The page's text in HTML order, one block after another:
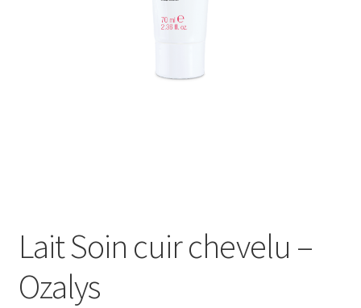
Nous rejoindre
Page exemple Graffiti
Lait Soin cuir chevelu –
Ozalys